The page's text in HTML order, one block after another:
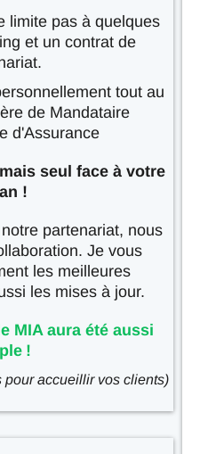
limite pas à quelques
et un contrat de
tout au
de Mandataire
d'Assurance
seul face à votre
!
partenariat, nous
Je vous
les meilleures
les mises à jour.
MIA aura été aussi
!
accueillir vos clients)